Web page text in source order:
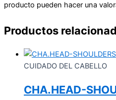
producto pueden hacer una
Productos
CUIDADO DEL CABELLO
CHA.HEAD-